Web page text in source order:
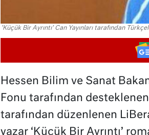
'Küçük Bir Ayrıntı' Can Yayınları tarafından
Hessen Bilim ve Sanat
Fonu tarafından
tarafından düzenlenen
yazar ‘Küçük Bir Ayrıntı’